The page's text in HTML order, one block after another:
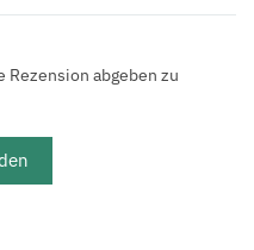
Rezension abgeben zu